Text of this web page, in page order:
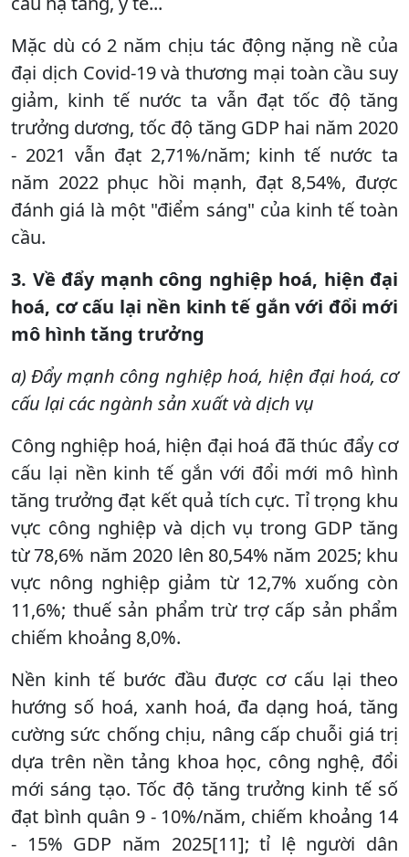
Mặc dù có 2 năm chịu tác động nặng nề của
đại dịch Covid-19 và thương mại toàn cầu suy
giảm, kinh tế nước ta vẫn đạt tốc độ tăng
trưởng dương, tốc độ tăng GDP hai năm 2020
- 2021 vẫn đạt 2,71%/năm; kinh tế nước ta
năm 2022 phục hồi mạnh, đạt 8,54%, được
đánh giá là một "điểm sáng" của kinh tế toàn
cầu.
3. Về đẩy mạnh công nghiệp hoá, hiện đại
hoá, cơ cấu lại nền kinh tế gắn với đổi mới
mô hình tăng trưởng
a) Đẩy mạnh công nghiệp hoá, hiện đại hoá, cơ
cấu lại các ngành sản xuất và dịch vụ
Công nghiệp hoá, hiện đại hoá đã thúc đẩy cơ
cấu lại nền kinh tế gắn với đổi mới mô hình
tăng trưởng đạt kết quả tích cực. Tỉ trọng khu
vực công nghiệp và dịch vụ trong GDP tăng
từ 78,6% năm 2020 lên 80,54% năm 2025; khu
vực nông nghiệp giảm từ 12,7% xuống còn
11,6%; thuế sản phẩm trừ trợ cấp sản phẩm
chiếm khoảng 8,0%.
Nền kinh tế bước đầu được cơ cấu lại theo
hướng số hoá, xanh hoá, đa dạng hoá, tăng
cường sức chống chịu, nâng cấp chuỗi giá trị
dựa trên nền tảng khoa học, công nghệ, đổi
mới sáng tạo. Tốc độ tăng trưởng kinh tế số
đạt bình quân 9 - 10%/năm, chiếm khoảng 14
- 15% GDP năm 2025[11]; tỉ lệ người dân